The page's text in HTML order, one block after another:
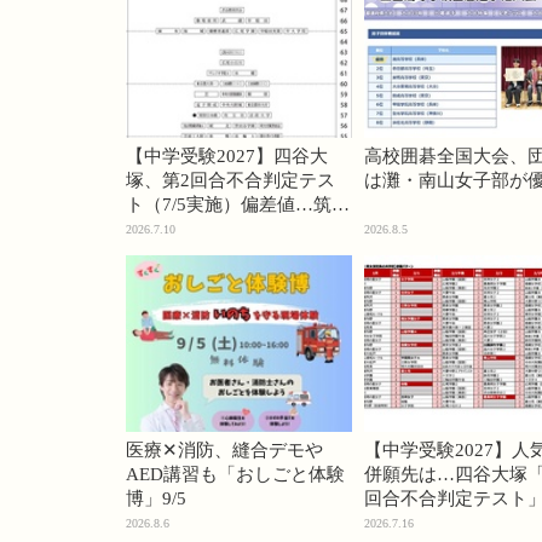
【中学受験2027】四谷大
塚、第2回合不合判定テス
ト（7/5実施）偏差値…筑駒
74・桜蔭70＜PR＞
2026.7.10
高校囲碁全国大会、
は灘・南山女子部が
2026.8.5
医療✕消防、縫合デモや
AED講習も「おしごと体験
博」9/5
2026.8.6
【中学受験2027】人
併願先は…四谷大塚
回合不合判定テスト
2026.7.16